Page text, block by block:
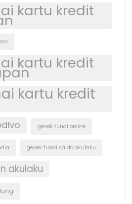
kartu kredit
kartu kredit
kartu kredit
gesek tunai online
gesek tunai saldo akulaku
akulaku